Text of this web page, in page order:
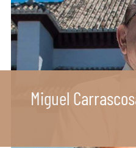
Miguel